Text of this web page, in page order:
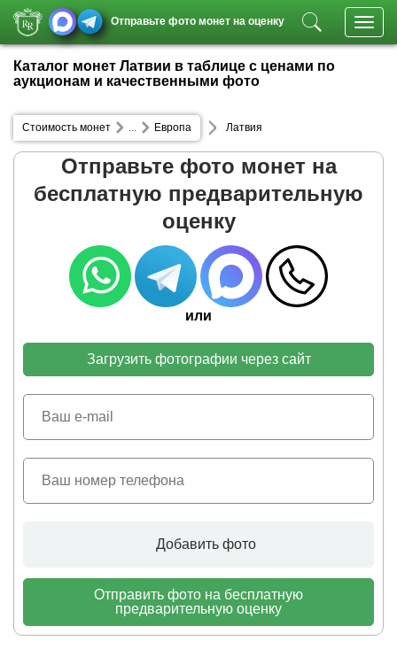
Отправьте фото монет на оценку
Каталог монет Латвии в таблице с ценами по
аукционам и качественными фото
Стоимость монет Европа
... Латвия
Отправьте фото монет на
бесплатную предварительную
оценку
или
Загрузить фотографии через сайт
Добавить фото
Отправить фото на бесплатную
предварительную оценку